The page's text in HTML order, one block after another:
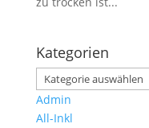
Kategorien
Kategorien
Admin
All-Inkl